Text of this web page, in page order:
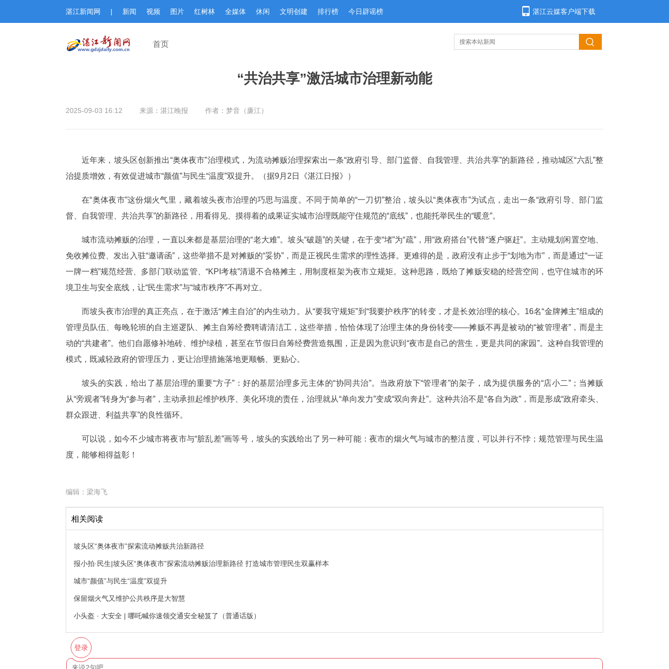
湛江新闻网 | 新闻 视频 图片 红树林 全媒体 休闲 文明创建 排行榜 今日辟谣榜 湛江云媒客户端下载
首页
“共治共享”激活城市治理新动能
2025-09-03 16:12 来源：湛江晚报 作者：梦音（廉江）
近年来，坡头区创新推出“奥体夜市”治理模式，为流动摊贩治理探索出一条“政府引导、部门监督、自我管理、共治共享”的新路径，推动城区“六乱”整
治提质增效，有效促进城市“颜值”与民生“温度”双提升。（据9月2日《湛江日报》）
在“奥体夜市”这份烟火气里，藏着坡头夜市治理的巧思与温度。不同于简单的“一刀切”整治，坡头以“奥体夜市”为试点，走出一条“政府引导、部门监
督、自我管理、共治共享”的新路径，用看得见、摸得着的成果证实城市治理既能守住规范的“底线”，也能托举民生的“暖意”。
城市流动摊贩的治理，一直以来都是基层治理的“老大难”。坡头“破题”的关键，在于变“堵”为“疏”，用“政府搭台”代替“逐户驱赶”。主动规划闲置空地、
免收摊位费、发出入驻“邀请函”，这些举措不是对摊贩的“妥协”，而是正视民生需求的理性选择。更难得的是，政府没有止步于“划地为市”，而是通过“一证
一牌一档”规范经营、多部门联动监管、“KPI考核”清退不合格摊主，用制度框架为夜市立规矩。这种思路，既给了摊贩安稳的经营空间，也守住城市的环
境卫生与安全底线，让“民生需求”与“城市秩序”不再对立。
而坡头夜市治理的真正亮点，在于激活“摊主自治”的内生动力。从“要我守规矩”到“我要护秩序”的转变，才是长效治理的核心。16名“金牌摊主”组成的
管理员队伍、每晚轮班的自主巡逻队、摊主自筹经费聘请清洁工，这些举措，恰恰体现了治理主体的身份转变——摊贩不再是被动的“被管理者”，而是主
动的“共建者”。他们自愿修补地砖、维护绿植，甚至在节假日自筹经费营造氛围，正是因为意识到“夜市是自己的营生，更是共同的家园”。这种自我管理的
模式，既减轻政府的管理压力，更让治理措施落地更顺畅、更贴心。
坡头的实践，给出了基层治理的重要“方子”：好的基层治理多元主体的“协同共治”。当政府放下“管理者”的架子，成为提供服务的“店小二”；当摊贩
从“旁观者”转身为“参与者”，主动承担起维护秩序、美化环境的责任，治理就从“单向发力”变成“双向奔赴”。这种共治不是“各自为政”，而是形成“政府牵头、
群众跟进、利益共享”的良性循环。
可以说，如今不少城市将夜市与“脏乱差”画等号，坡头的实践给出了另一种可能：夜市的烟火气与城市的整洁度，可以并行不悖；规范管理与民生温
度，能够相得益彰！
编辑： 梁海飞
相关阅读
坡头区“奥体夜市”探索流动摊贩共治新路径
报小拍·民生|坡头区“奥体夜市”探索流动摊贩治理新路径 打造城市管理民生双赢样本
城市“颜值”与民生“温度”双提升
保留烟火气又维护公共秩序是大智慧
小头盔 · 大安全 | 哪吒喊你速领交通安全秘笈了（普通话版）
登录